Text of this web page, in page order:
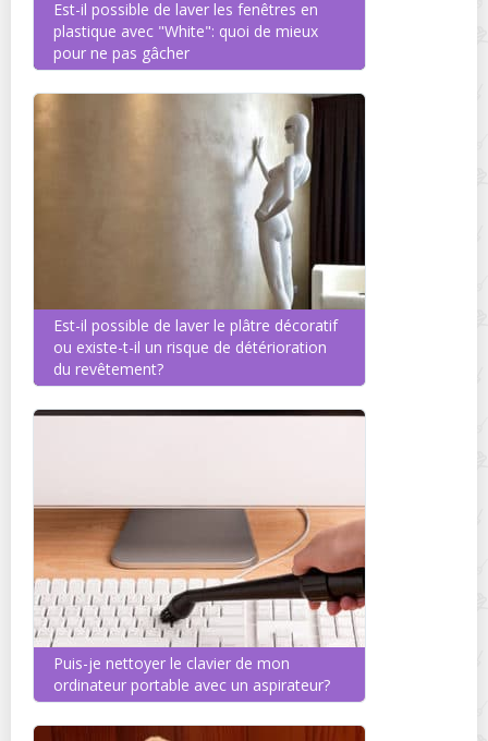
Est-il possible de laver les fenêtres en
plastique avec "White": quoi de mieux
pour ne pas gâcher
Est-il possible de laver le plâtre décoratif
ou existe-t-il un risque de détérioration
du revêtement?
Puis-je nettoyer le clavier de mon
ordinateur portable avec un aspirateur?